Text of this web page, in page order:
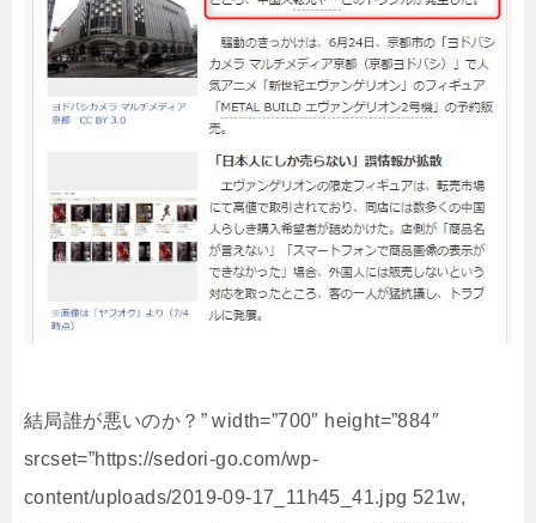
結局誰が悪いのか？” width=”700″ height=”884″
srcset=”https://sedori-go.com/wp-
content/uploads/2019-09-17_11h45_41.jpg 521w,